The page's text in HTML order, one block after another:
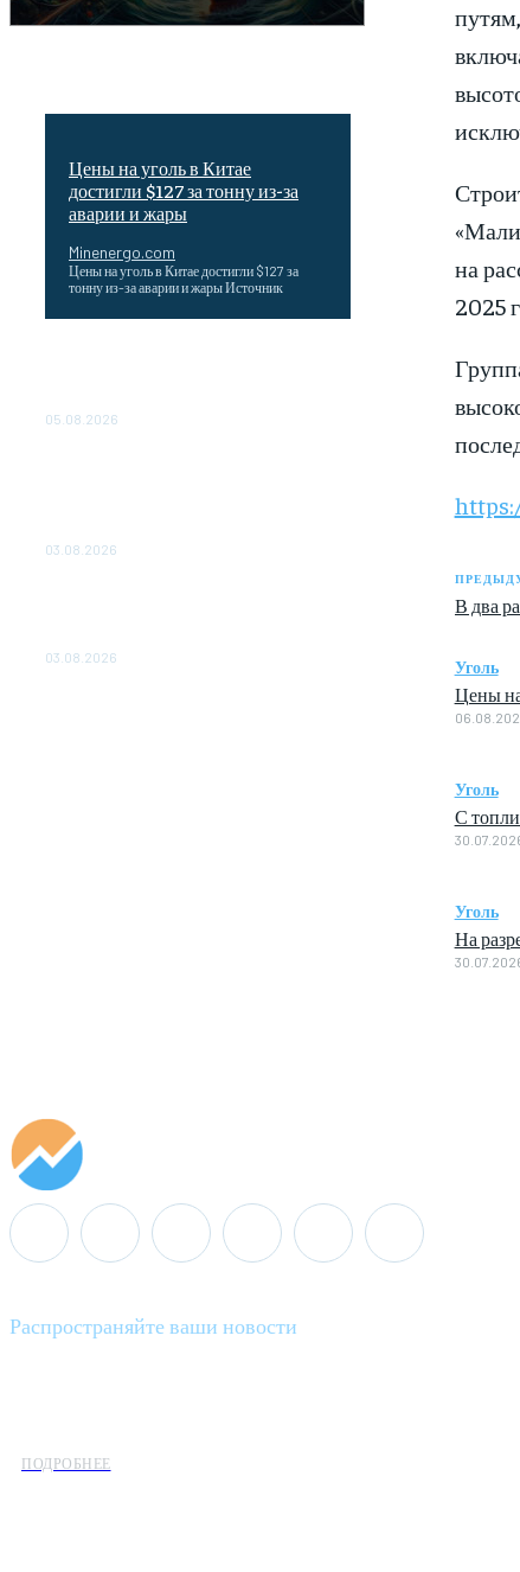
Цены на уголь в Китае
достигли $127 за тонну из-за
аварии и жары
Minenergo.com
Цены на уголь в Китае достигли $127 за
тонну из-за аварии и жары Источник
05.08.2026
03.08.2026
03.08.2026
на
2025
В два
Уголь
Цены
Уголь
С
Уголь
На
Распространяйте ваши новости
ПОДРОБНЕЕ